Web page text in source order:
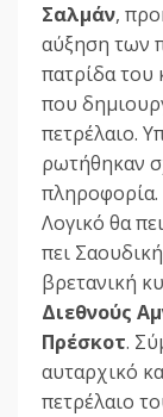
Σαλμάν,
αύξηση των
πατρίδα του
που
πετρέλαιο.
ρωτήθηκαν
πληροφορία.
Λογικό θα
πει
βρετανική
Διεθνούς
Πρέσκοτ.
αυταρχικό
πετρέλαιο